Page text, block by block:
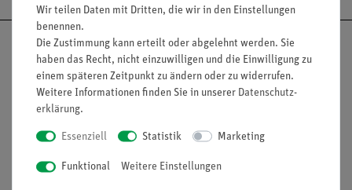
Nach oben
Informationen
Wir teilen Daten mit Dritten, die wir in den Einstellungen
benennen.
Die Zustimmung kann erteilt oder abgelehnt werden. Sie
haben das Recht, nicht einzuwilligen und die Einwilligung zu
einem späteren Zeitpunkt zu ändern oder zu widerrufen.
Weitere Informationen finden Sie in unserer Daten­schutz­
erklärung.
Essenziell Statistik Marketing
Funktional Weitere Einstellungen